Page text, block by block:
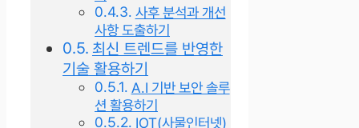
사후 분석과 개선
사항 도출하기
최신 트렌드를 반영한
기술 활용하기
A.I 기반 보안 솔루
션 활용하기
IOT(사물인터넷)